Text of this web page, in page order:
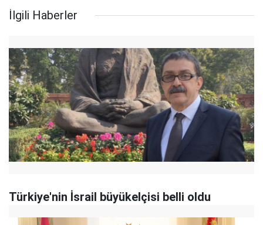
İlgili Haberler
Türkiye'nin İsrail büyükelçisi belli oldu